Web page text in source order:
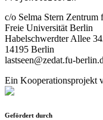
c/o Selma Stern
Freie Universität Berlin
Habelschwerdter Allee
14195 Berlin
lastseen@zedat.fu-
Ein Kooperationsprojekt
Gefördert durch